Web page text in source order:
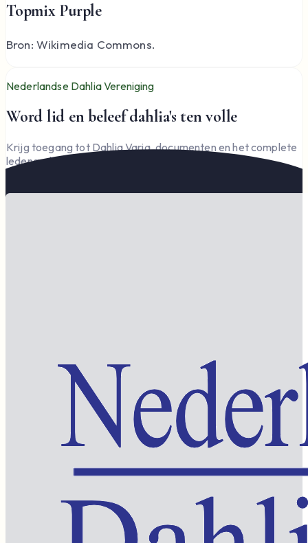
Topmix Purple
Bron: Wikimedia Commons.
Nederlandse Dahlia Vereniging
Word lid en beleef dahlia's ten volle
Krijg toegang tot Dahlia Varia, documenten en het complete
ledengedeelte — en steun de vereniging.